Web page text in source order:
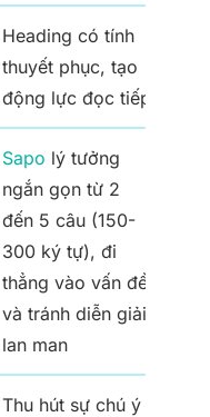
Heading có tính
thuyết phục, tạo
động lực đọc tiếp
Sapo lý tưởng
ngắn gọn từ 2
đến 5 câu (150-
300 ký tự), đi
thẳng vào vấn đề
và tránh diễn giải
lan man
Thu hút sự chú ý